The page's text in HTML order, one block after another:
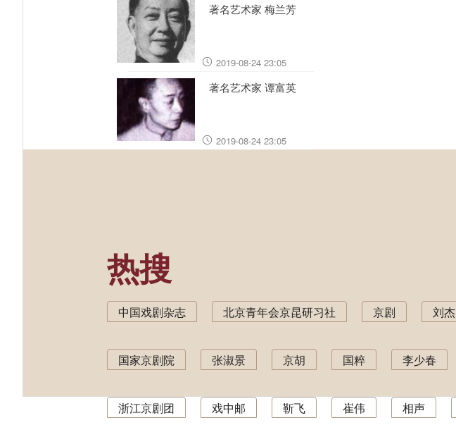
著名艺术家 梅兰芳
2019-08-24 23:05
著名艺术家 谭富英
2019-08-24 23:05
热搜
中国戏剧杂志 北京青年会京昆研习社 京剧 刘杰
国家京剧院 张淑景 京胡 国粹 李少春
浙江京剧团 戏中邮 靳飞 崔伟 相声